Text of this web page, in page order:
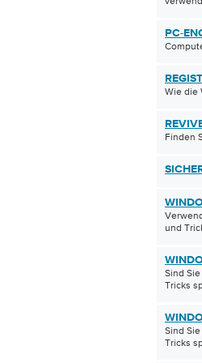
PC-
Wie die
Finden
und
Sind
Tricks
Sind
Tricks